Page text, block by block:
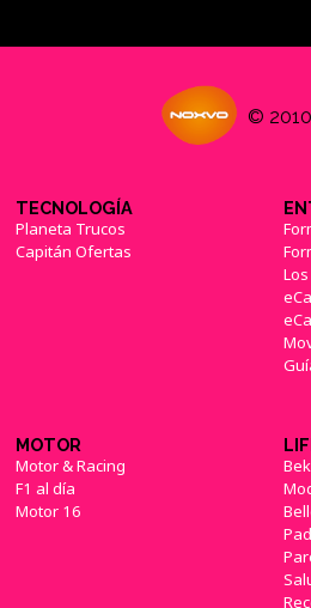
©
TECNOLOGÍA
Planeta Trucos
Capitán Ofertas
MOTOR
Motor & Racing
F1 al día
Motor 16